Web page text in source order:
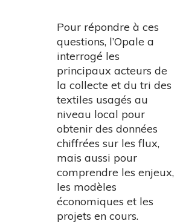
Pour répondre à ces
questions, l’Opale a
interrogé les
principaux acteurs de
la collecte et du tri des
textiles usagés au
niveau local pour
obtenir des données
chiffrées sur les flux,
mais aussi pour
comprendre les enjeux,
les modèles
économiques et les
projets en cours.